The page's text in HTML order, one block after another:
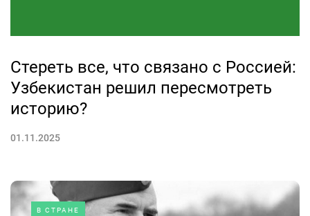
Стереть все, что связано с Россией:
Узбекистан решил пересмотреть
историю?
01.11.2025
В СТРАНЕ